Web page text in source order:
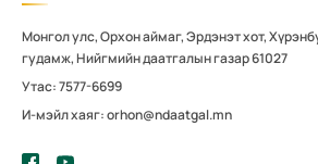
Монгол улс, Орхон аймаг, Эрдэнэт хот,
гудамж, Нийгмийн даатгалын газар 61027
Утас: 7577-6699
И-мэйл хаяг: orhon@ndaatgal.mn